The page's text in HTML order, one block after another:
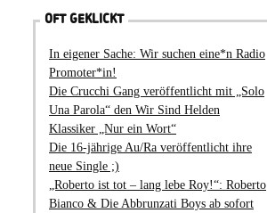
OFT GEKLICKT
In eigener Sache: Wir suchen eine*n Radio
Promoter*in!
Die Crucchi Gang veröffentlicht mit „Solo
Una Parola“ den Wir Sind Helden
Klassiker „Nur ein Wort“
Die 16-jährige Au/Ra veröffentlicht ihre
neue Single ;)
„Roberto ist tot – lang lebe Roy!“: Roberto
Bianco & Die Abbrunzati Boys ab sofort